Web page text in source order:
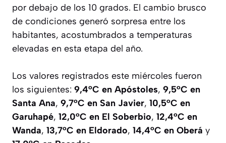
por debajo de los 10 grados. El cambio brusco
de condiciones generó sorpresa entre los
habitantes, acostumbrados a temperaturas
elevadas en esta etapa del año.
Los valores registrados este miércoles fueron
los siguientes: 9,4°C en Apóstoles, 9,5°C en
Santa Ana, 9,7°C en San Javier, 10,5°C en
Garuhapé, 12,0°C en El Soberbio, 12,4°C en
Wanda, 13,7°C en Eldorado, 14,4°C en Oberá y